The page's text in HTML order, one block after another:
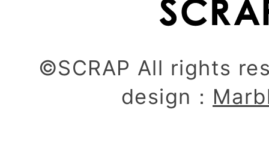
©SCRAP All rights
design：